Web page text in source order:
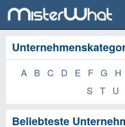
A B C D E F G H
S T U
Beliebteste